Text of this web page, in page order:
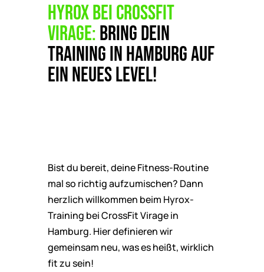
Hyrox bei CrossFit
Virage:Bring dein
Training in Hamburg auf
ein neues Level!
Bist du bereit, deine Fitness-Routine
mal so richtig aufzumischen? Dann
herzlich willkommen beim Hyrox-
Training bei CrossFit Virage in
Hamburg. Hier definieren wir
gemeinsam neu, was es heißt, wirklich
fit zu sein!